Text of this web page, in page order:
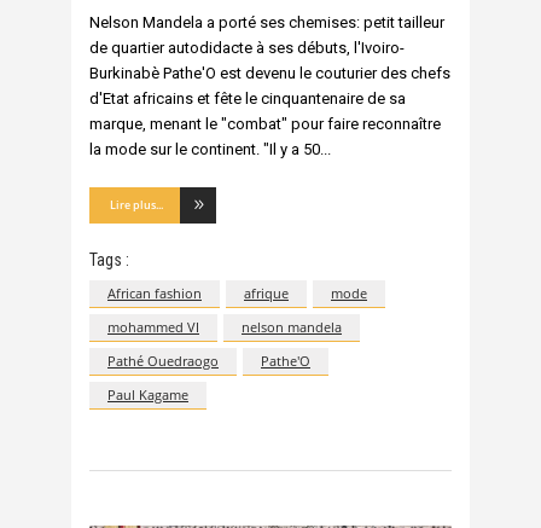
Nelson Mandela a porté ses chemises: petit tailleur
de quartier autodidacte à ses débuts, l'Ivoiro-
Burkinabè Pathe'O est devenu le couturier des chefs
d'Etat africains et fête le cinquantenaire de sa
marque, menant le "combat" pour faire reconnaître
la mode sur le continent. "Il y a 50
Lire plus...
Tags :
African fashion afrique
mode
mohammed VI
nelson mandela
Pathé Ouedraogo
Pathe'O
Paul Kagame